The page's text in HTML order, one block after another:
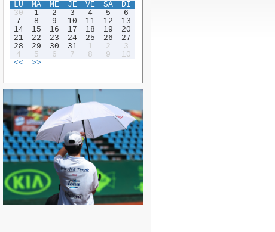
LU
MA ME JE VE SA
DI
30
1 2 3 4 5
6
7
8 9 10 11 12
13
14
15 16 17 18 19
20
21
22 23 24 25 26
27
28
29 30 31 1 2
3
4
5 6 7 8 9
10
<<
>>